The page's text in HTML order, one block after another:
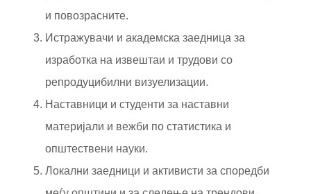
и повозрасните.
Истражувачи и академска заедница за
изработка на извештаи и трудови со
репродуцибилни визуелизации.
Наставници и студенти за наставни
материјали и вежби по статистика и
општествени науки.
Локални заедници и активисти за споредби